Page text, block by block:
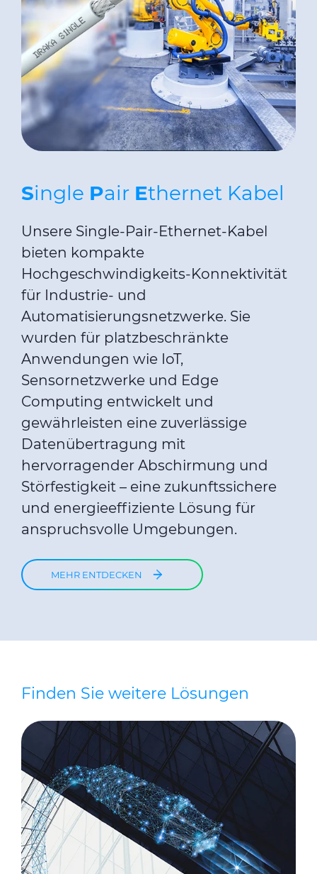
Single Pair Ethernet Kabel
Unsere Single-Pair-Ethernet-Kabel
bieten kompakte
Hochgeschwindigkeits-Konnektivität
für Industrie- und
Automatisierungsnetzwerke. Sie
wurden für platzbeschränkte
Anwendungen wie IoT,
Sensornetzwerke und Edge
Computing entwickelt und
gewährleisten eine zuverlässige
Datenübertragung mit
hervorragender Abschirmung und
Störfestigkeit – eine zukunftssichere
und energieeffiziente Lösung für
anspruchsvolle Umgebungen.
MEHR ENTDECKEN
Finden Sie weitere Lösungen